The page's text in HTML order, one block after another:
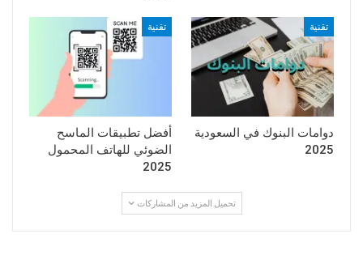
تقنية
دوامات البنوك في السعودية
2025
تقنية
أفضل تطبيقات الماسح
الضوئي للهاتف المحمول
2025
تحميل المزيد من المشاركات